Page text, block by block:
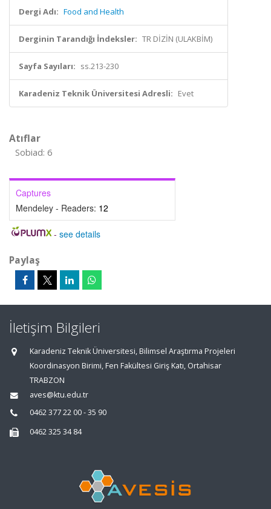
Dergi Adı: Food and Health
Derginin Tarandığı İndeksler: TR DİZİN (ULAKBİM)
Sayfa Sayıları: ss.213-230
Karadeniz Teknik Üniversitesi Adresli: Evet
Atıflar
Sobiad: 6
Captures
Mendeley - Readers: 12
- see details
Paylaş
İletişim Bilgileri
Karadeniz Teknik Üniversitesi, Bilimsel Araştırma Projeleri
Koordinasyon Birimi, Fen Fakültesi Giriş Katı, Ortahisar
TRABZON
aves@ktu.edu.tr
0462 377 22 00 - 35 90
0462 325 34 84